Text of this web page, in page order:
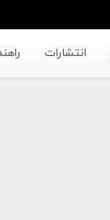
انتشارات